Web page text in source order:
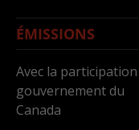
ÉMISSIONS
Avec la
gouvernement du
Canada